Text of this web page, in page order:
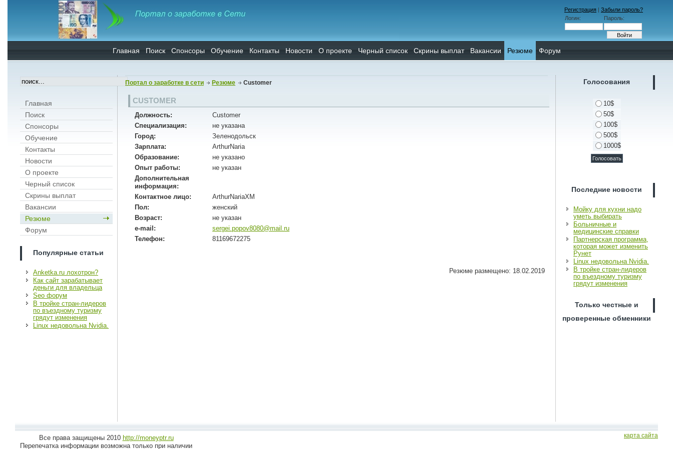
Регистрация | Забыли пароль?
Логин:
Пароль:
Главная Поиск Спонсоры Обучение Контакты Новости О проекте Черный список Скрины выплат Вакансии Резюме Форум
Главная
Поиск
Спонсоры
Обучение
Контакты
Новости
О проекте
Черный список
Скрины выплат
Вакансии
Резюме
Форум
Популярные статьи
Anketka.ru лохотрон?
Как сайт зарабатывает
деньги для владельца
Seo форум
В тройке стран-лидеров
по въездному туризму
грядут изменения
Linux недовольна Nvidia.
Портал о заработке в сети Резюме Customer
CUSTOMER
Должность:
Customer
Специализация:
не указана
Город:
Зеленодольск
Зарплата:
ArthurNaria
Образование:
не указано
Опыт работы:
не указан
Дополнительная
информация:
Контактное лицо:
ArthurNariaXM
Пол:
женский
Возраст:
не указан
e-mail:
sergei.popov8080@mail.ru
Телефон:
81169672275
Резюме размещено: 18.02.2019
Голосования
10$
50$
100$
500$
1000$
Последние новости
Мойку для кухни надо
уметь выбирать
Больничные и
медицинские справки
Партнерская программа,
которая может изменить
Рунет
Linux недовольна Nvidia.
В тройке стран-лидеров
по въездному туризму
грядут изменения
Только честные и
проверенные обменники
Все права защищены 2010 http://moneyptr.ru
Перепечатка информации возможна только при наличии
карта сайта